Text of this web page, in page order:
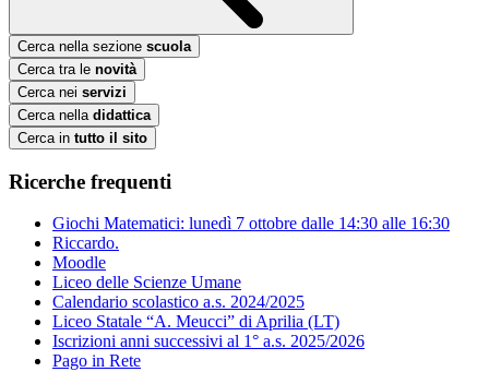
Cerca nella sezione scuola
Cerca tra le novità
Cerca nei servizi
Cerca nella didattica
Cerca in tutto il sito
Ricerche frequenti
Giochi Matematici: lunedì 7 ottobre dalle 14:30 alle 16:30
Riccardo.
Moodle
Liceo delle Scienze Umane
Calendario scolastico a.s. 2024/2025
Liceo Statale “A. Meucci” di Aprilia (LT)
Iscrizioni anni successivi al 1° a.s. 2025/2026
Pago in Rete